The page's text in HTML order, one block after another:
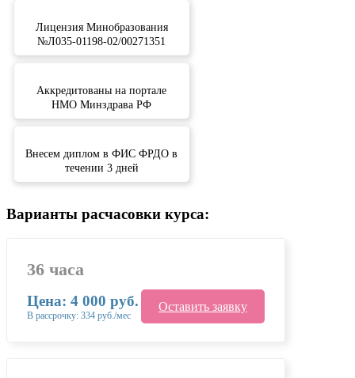
Лицензия Минобразования
№Л035-01198-02/00271351
Аккредитованы на портале
НМО Минздрава РФ
Внесем диплом в ФИС ФРДО в
течении 3 дней
Варианты расчасовки курса:
36 часа
Цена: 4 000 руб.
В рассрочку: 334 руб./мес
Оставить заявку